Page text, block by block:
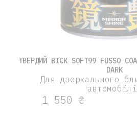
ТВЕРДИЙ ВІСК SOFT99 FUSSO
DARK
Для дзеркального
1 550 ₴